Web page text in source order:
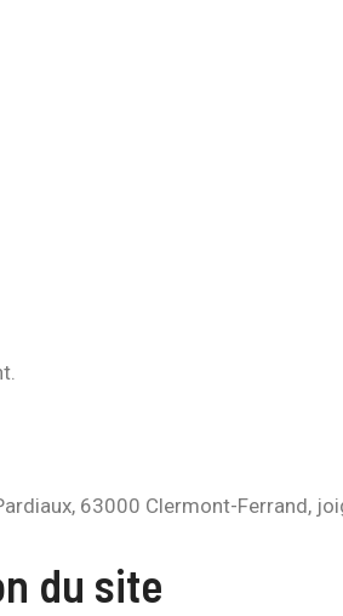
63000 Clermont-Ferrand,
du site